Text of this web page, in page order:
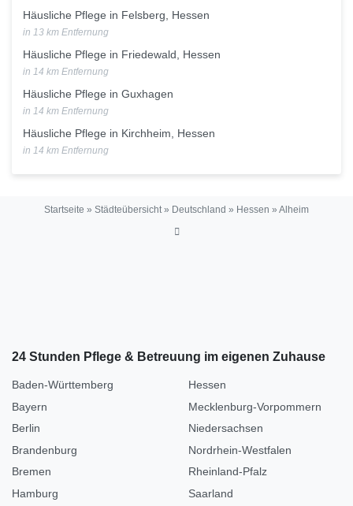
Häusliche Pflege in Felsberg, Hessen
in 13 km Entfernung
Häusliche Pflege in Friedewald, Hessen
in 14 km Entfernung
Häusliche Pflege in Guxhagen
in 14 km Entfernung
Häusliche Pflege in Kirchheim, Hessen
in 14 km Entfernung
Startseite » Städteübersicht» Deutschland » Hessen » Alheim
24 Stunden Pflege & Betreuung im eigenen Zuhause
Baden-Württemberg
Bayern
Berlin
Brandenburg
Bremen
Hamburg
Hessen
Mecklenburg-Vorpommern
Niedersachsen
Nordrhein-Westfalen
Rheinland-Pfalz
Saarland